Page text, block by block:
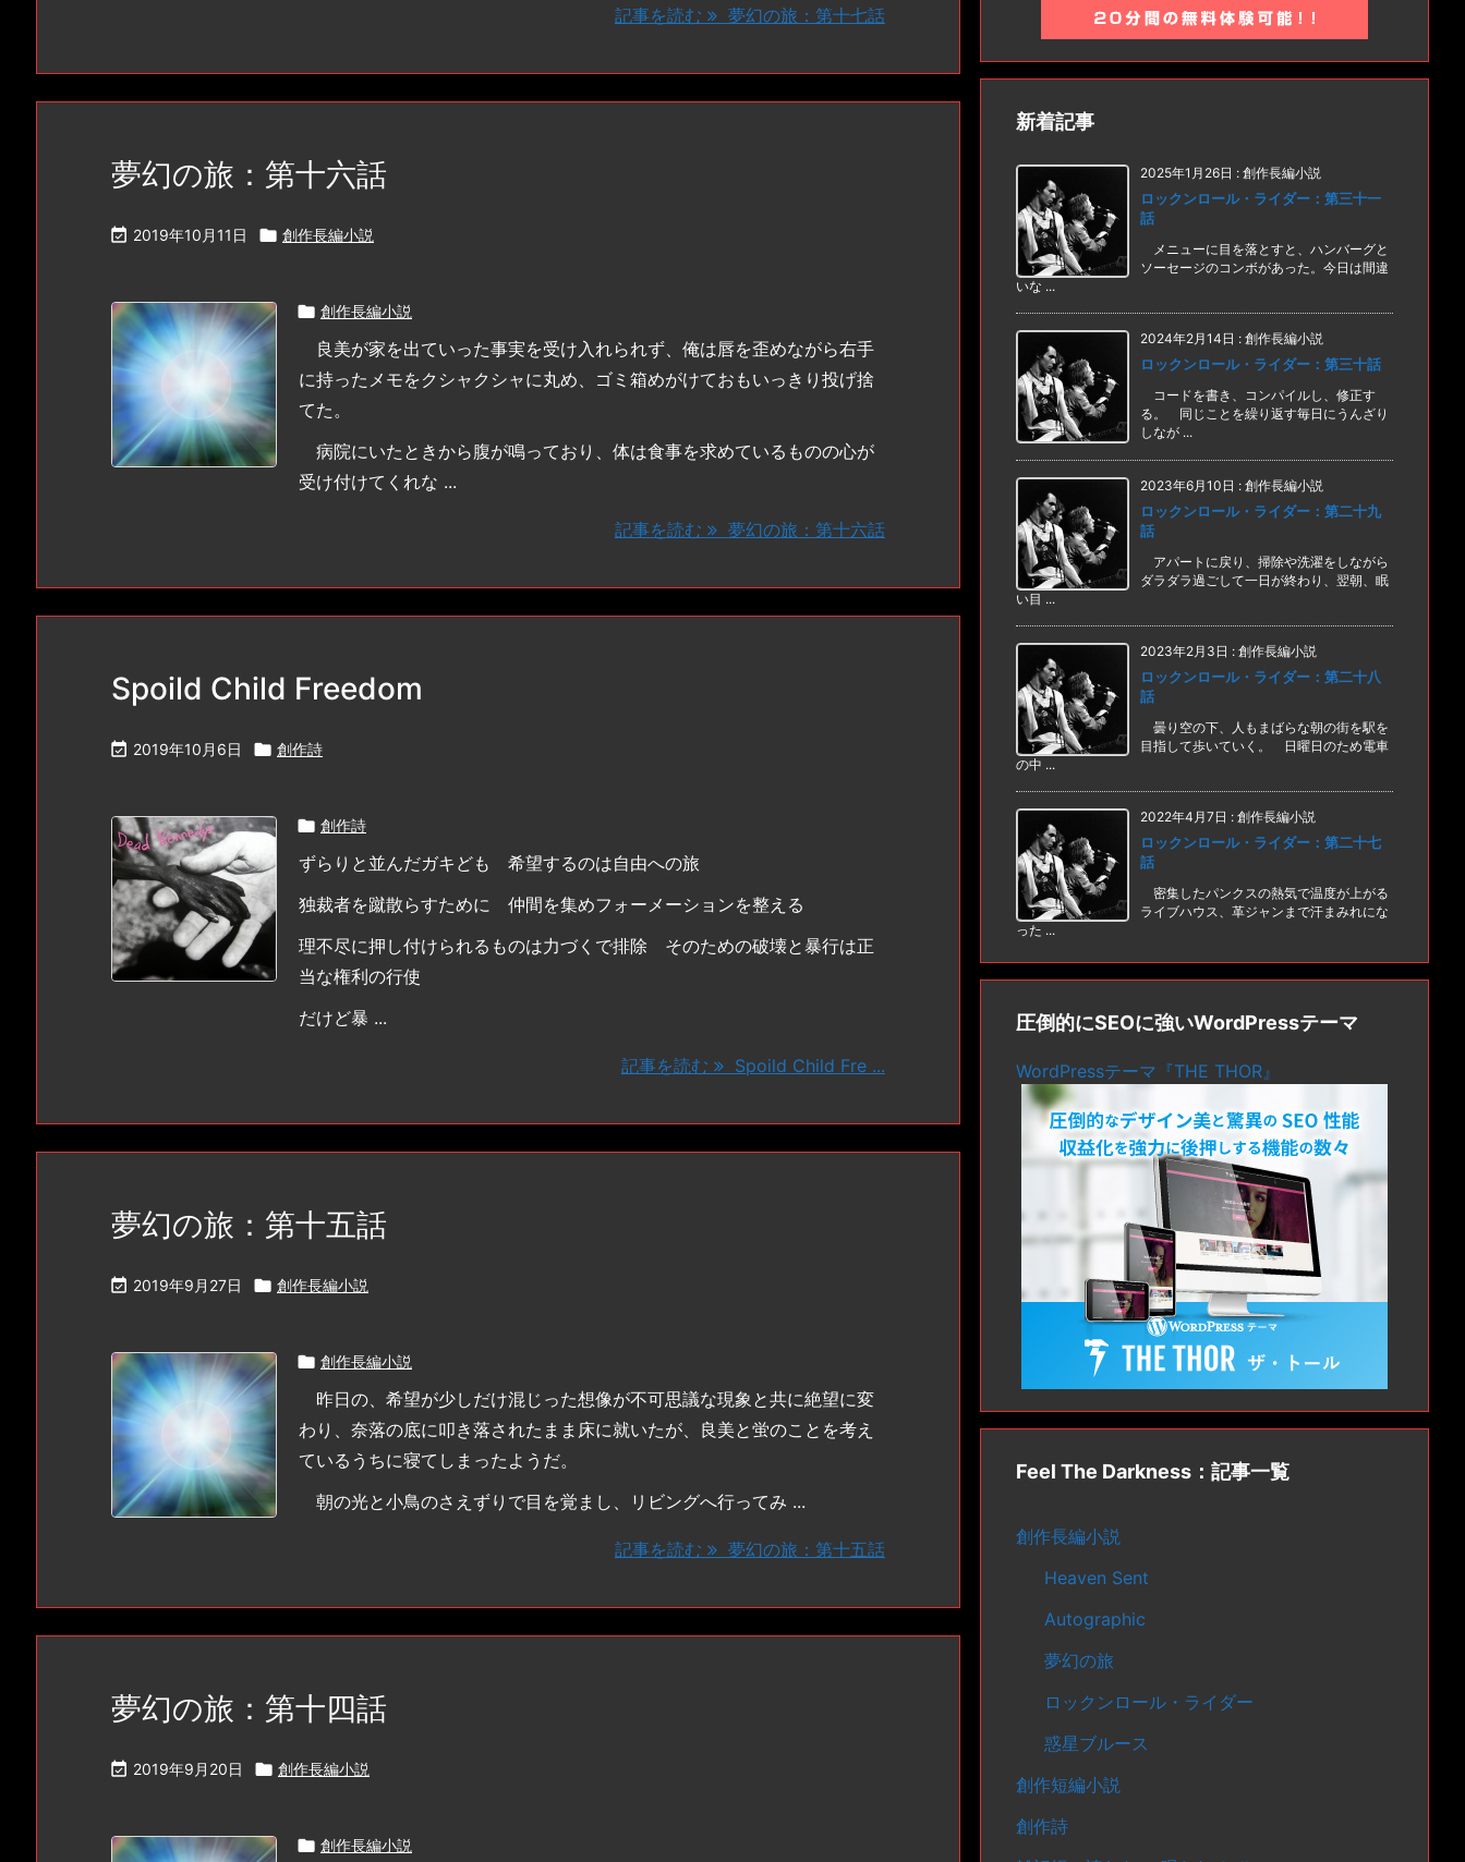
記事を読む 夢幻の旅：第十七話
夢幻の旅：第十六話
 2019年10月11日  創作長編小説
 創作長編小説
良美が家を出ていった事実を受け入れられず、俺は唇を歪めながら右手
に持ったメモをクシャクシャに丸め、ゴミ箱めがけておもいっきり投げ捨
てた。
病院にいたときから腹が鳴っており、体は食事を求めているものの心が
受け付けてくれな ...
記事を読む 夢幻の旅：第十六話
Spoild Child Freedom
 2019年10月6日  創作詩
 創作詩
ずらりと並んだガキども 希望するのは自由への旅
独裁者を蹴散らすために 仲間を集めフォーメーションを整える
理不尽に押し付けられるものは力づくで排除 そのための破壊と暴行は正
当な権利の行使
だけど暴 ...
記事を読む Spoild Child Fre ...
夢幻の旅：第十五話
 2019年9月27日  創作長編小説
 創作長編小説
昨日の、希望が少しだけ混じった想像が不可思議な現象と共に絶望に変
わり、奈落の底に叩き落されたまま床に就いたが、良美と蛍のことを考え
ているうちに寝てしまったようだ。
朝の光と小鳥のさえずりで目を覚まし、リビングへ行ってみ ...
記事を読む 夢幻の旅：第十五話
夢幻の旅：第十四話
 2019年9月20日  創作長編小説
 創作長編小説
新着記事
2025年1月26日 : 創作長編小説
ロックンロール・ライダー：第三十一
話
メニューに目を落とすと、ハンバーグと
ソーセージのコンボがあった。今日は間違
いな ...
2024年2月14日 : 創作長編小説
ロックンロール・ライダー：第三十話
コードを書き、コンパイルし、修正す
る。 同じことを繰り返す毎日にうんざり
しなが ...
2023年6月10日 : 創作長編小説
ロックンロール・ライダー：第二十九
話
アパートに戻り、掃除や洗濯をしながら
ダラダラ過ごして一日が終わり、翌朝、眠
い目 ...
2023年2月3日 : 創作長編小説
ロックンロール・ライダー：第二十八
話
曇り空の下、人もまばらな朝の街を駅を
目指して歩いていく。 日曜日のため電車
の中 ...
2022年4月7日 : 創作長編小説
ロックンロール・ライダー：第二十七
話
密集したパンクスの熱気で温度が上がる
ライブハウス、革ジャンまで汗まみれにな
った ...
圧倒的にSEOに強いWordPressテーマ
WordPressテーマ『THE THOR』
Feel The Darkness：記事一覧
創作長編小説
Heaven Sent
Autographic
夢幻の旅
ロックンロール・ライダー
惑星ブルース
創作短編小説
創作詩